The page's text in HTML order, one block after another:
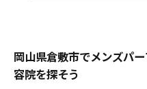
岡山県倉敷市でメンズパ
容院を探そう